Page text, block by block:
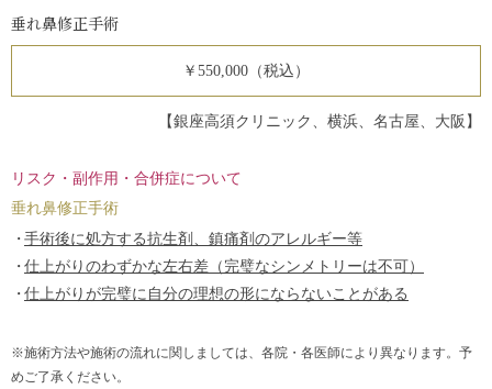
垂れ鼻修正手術
￥550,000（税込）
【銀座高須クリニック、横浜、名古屋、大阪】
リスク・副作用・合併症について
垂れ鼻修正手術
手術後に処方する抗生剤、鎮痛剤のアレルギー等
仕上がりのわずかな左右差（完璧なシンメトリーは不可）
仕上がりが完璧に自分の理想の形にならないことがある
※施術方法や施術の流れに関しましては、各院・各医師により異なります。予
めご了承ください。